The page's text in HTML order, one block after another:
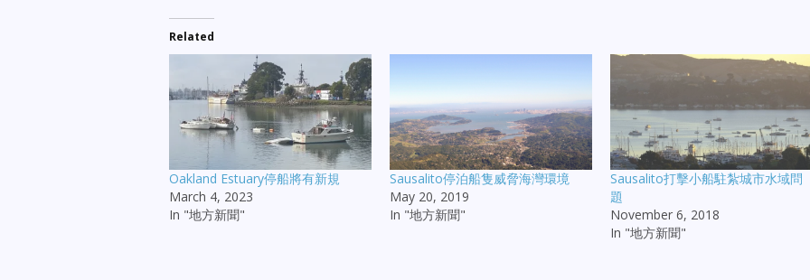
Related
Oakland Estuary停船將有新規
March 4, 2023
In "地方新聞"
Sausalito停泊船隻威脅海灣環境
May 20, 2019
In "地方新聞"
Sausalito打擊小船駐紮城市水域問
題
November 6, 2018
In "地方新聞"